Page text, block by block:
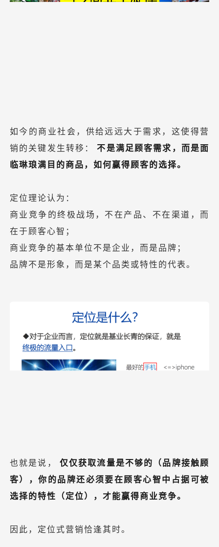
如今的商业社会，供给远远大于需求，这使得营
销的关键发生转移：不是满足顾客需求，而是面
临琳琅满目的商品，如何赢得顾客的选择。
定位理论认为：
商业竞争的终极战场，不在产品、不在渠道，而
在于顾客心智；
商业竞争的基本单位不是企业，而是品牌；
品牌不是形象，而是某个品类或特性的代表。
也就是说， 仅仅获取流量是不够的（品牌接触顾
客），你的品牌还必须要在顾客心智中占据可被
选择的特性（定位），才能赢得商业竞争。
因此，定位式营销恰逢其时。